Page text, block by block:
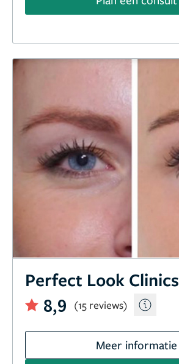
Perfect Look Clinics
8,9
(15 reviews)
Meer informatie